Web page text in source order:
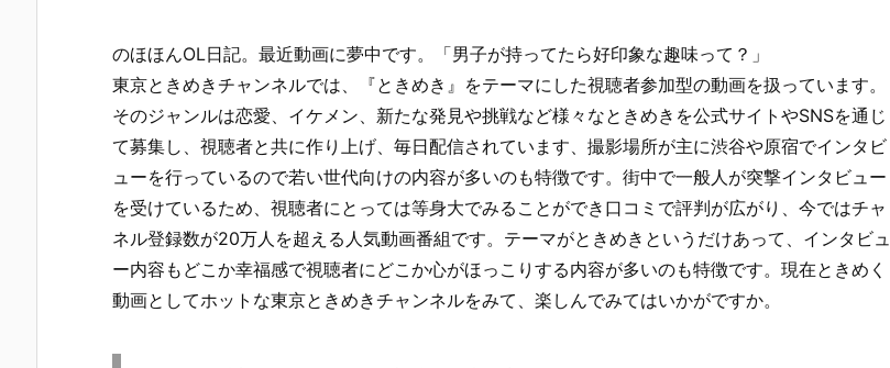
のほほんOL日記。最近動画に夢中です。「男子が持ってたら好印象な趣味って？」
東京ときめきチャンネルでは、『ときめき』をテーマにした視聴者参加型の動画を扱っています。
そのジャンルは恋愛、イケメン、新たな発見や挑戦など様々なときめきを公式サイトやSNSを通じ
て募集し、視聴者と共に作り上げ、毎日配信されています、撮影場所が主に渋谷や原宿でインタビ
ューを行っているので若い世代向けの内容が多いのも特徴です。街中で一般人が突撃インタビュー
を受けているため、視聴者にとっては等身大でみることができ口コミで評判が広がり、今ではチャ
ネル登録数が20万人を超える人気動画番組です。テーマがときめきというだけあって、インタビュ
ー内容もどこか幸福感で視聴者にどこか心がほっこりする内容が多いのも特徴です。現在ときめく
動画としてホットな東京ときめきチャンネルをみて、楽しんでみてはいかがですか。